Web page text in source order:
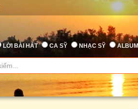
LỜI BÀI HÁT CA SỸ NHẠC SỸ ALBUM